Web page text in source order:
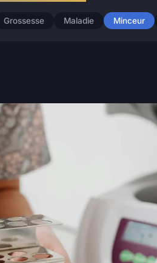
Grossesse Maladie Minceur